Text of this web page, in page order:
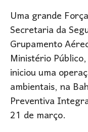
Uma grande
Secretaria da
Grupamento
Ministério
iniciou uma
ambientais, na
Preventiva
21 de março.